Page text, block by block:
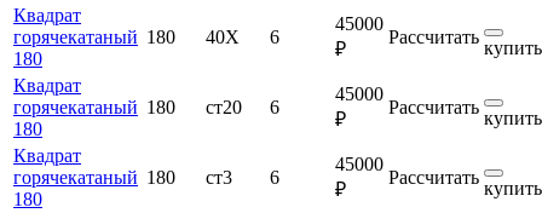
Квадрат
горячекатаный
180
180 40Х 6
45000
₽
Рассчитать
купить
Квадрат
горячекатаный
180
180 ст20 6
45000
₽
Рассчитать
купить
Квадрат
горячекатаный
180
180 ст3 6
45000
₽
Рассчитать
купить